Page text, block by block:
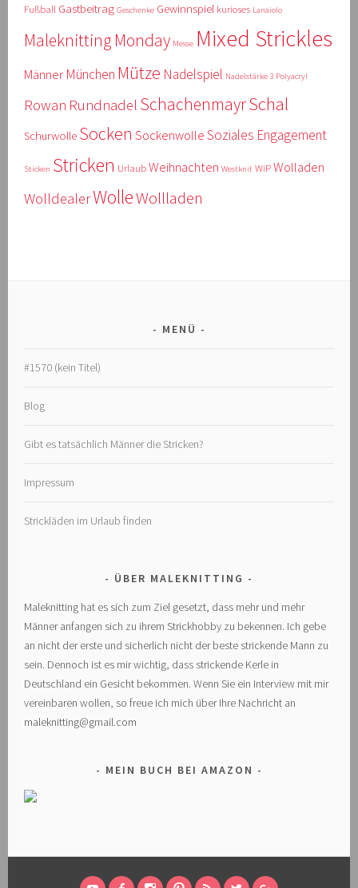
Fußball Gastbeitrag Geschenke Gewinnspiel kurioses Lanaiolo
Maleknitting Monday Messe Mixed Strickles
Männer München Mütze Nadelspiel Nadelstärke 3 Polyacryl
Rowan Rundnadel SchachenmayrSchal
Schurwolle Socken Sockenwolle Soziales Engagement
Sticken Stricken UrlaubWeihnachten Westknit WiPWolladen
WolldealerWolleWollladen
MENÜ
#1570 (kein Titel)
Blog
Gibt es tatsächlich Männer die Stricken?
Impressum
Strickläden im Urlaub finden
ÜBER MALEKNITTING
Maleknitting hat es sich zum Ziel gesetzt, dass mehr und mehr
Männer anfangen sich zu ihrem Strickhobby zu bekennen. Ich gebe
an nicht der erste und sicherlich nicht der beste strickende Mann zu
sein. Dennoch ist es mir wichtig, dass strickende Kerle in
Deutschland ein Gesicht bekommen. Wenn Sie ein Interview mit mir
vereinbaren wollen, so freue ich mich über Ihre Nachricht an
maleknitting@gmail.com
MEIN BUCH BEI AMAZON